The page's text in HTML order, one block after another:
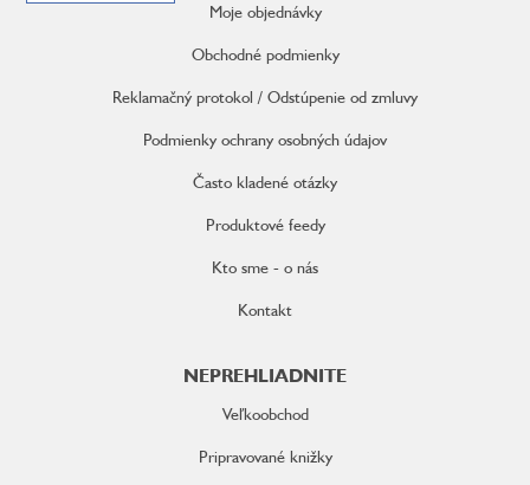
Moje objednávky
Obchodné podmienky
Reklamačný protokol / Odstúpenie od zmluvy
Podmienky ochrany osobných údajov
Často kladené otázky
Produktové feedy
Kto sme - o nás
Kontakt
NEPREHLIADNITE
Veľkoobchod
Pripravované knižky